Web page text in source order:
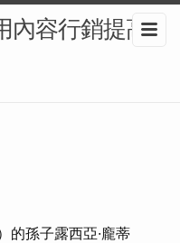
內容行銷提高
的孫子露西亞·龐蒂